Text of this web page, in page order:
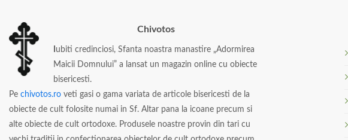
Chivotos
ubiti credinciosi, Sfanta noastra manastire „Adormirea
Maicii Domnului” a lansat un magazin online cu obiecte
bisericesti.
Pe chivotos.ro veti gasi o gama variata de articole bisericesti de la
obiecte de cult folosite numai in Sf. Altar pana la icoane precum si
alte obiecte de cult ortodoxe. Produsele noastre provin din tari cu